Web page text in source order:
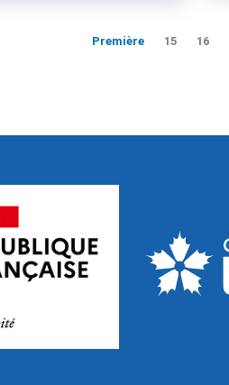
Première 15 16